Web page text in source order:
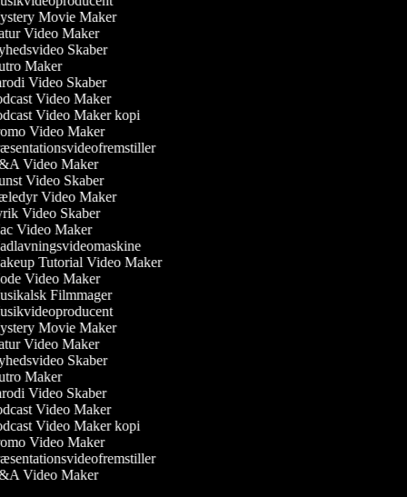
Movie Maker
Video Maker
Skaber
Maker
Video Skaber
Video Maker
Video Maker kopi
Video Maker
Video Maker
Video Skaber
Video Maker
Video Skaber
Video Maker
Tutorial Video Maker
Video Maker
Filmmager
Movie Maker
Video Maker
Skaber
Maker
Video Skaber
Video Maker
Video Maker kopi
Video Maker
Video Maker